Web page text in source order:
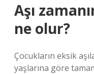
Aşı
ne olur?
Çocukların eksik
yaşlarına göre